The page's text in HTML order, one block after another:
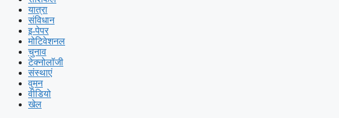
यात्रा
संविधान
इ-पेपर
मोटिवेशनल
चुनाव
टेक्नोलॉजी
संस्थाएं
वुमन
वीडियो
खेल